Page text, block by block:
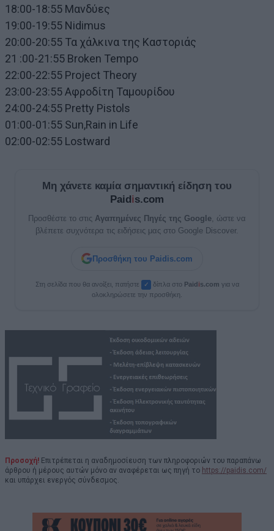
18:00-18:55 Μανδύες
19:00-19:55 Nidimus
20:00-20:55 Τα χάλκινα της Καστοριάς
21 :00-21:55 Broken Tempo
22:00-22:55 Project Theory
23:00-23:55 Αφροδίτη Ταμουρίδου
24:00-24:55 Pretty Pistols
01:00-01:55 Sun,Rain in Life
02:00-02:55 Lostward
Μη χάνετε καμία σημαντική είδηση του
Paidis.com
Προσθέστε το στις Αγαπημένες Πηγές της Google , ώστε να
βλέπετε συχνότερα τις ειδήσεις μας στο Google Discover.
Προσθήκη του Paidis.com
Στη σελίδα που θα ανοίξει, πατήστε ✓ δίπλα στο Paidis.com για να
ολοκληρώσετε την προσθήκη.
Προσοχή! Επιτρέπεται η αναδημοσίευση των πληροφοριών του παραπάνω
άρθρου ή μέρους αυτών μόνο αν αναφέρεται ως πηγή το https://paidis.com/
και υπάρχει ενεργός σύνδεσμος.